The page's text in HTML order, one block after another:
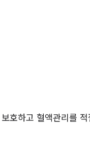
호하고 혈액관리를